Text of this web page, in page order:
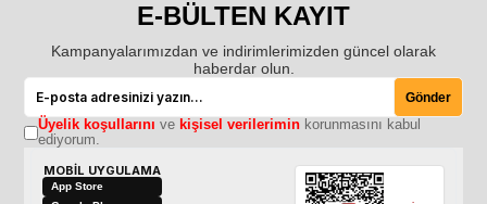
E-BÜLTEN KAYIT
Kampanyalarımızdan ve indirimlerimizden güncel olarak
haberdar olun.
Gönder
Üyelik koşullarını ve kişisel verileriminkorunmasını kabul
ediyorum.
MOBİL UYGULAMA
App Store